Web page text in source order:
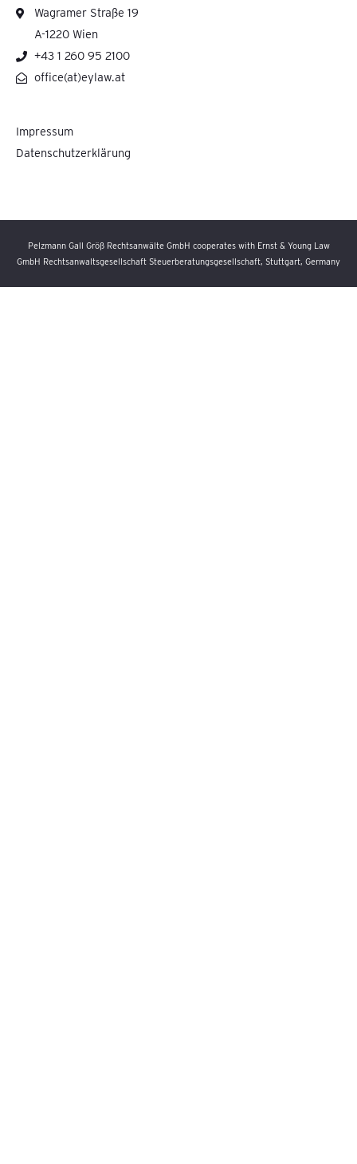
Wagramer Straße 19
A-1220 Wien
+43 1 260 95 2100
office(at)eylaw.at
Impressum
Datenschutzerklärung
Pelzmann Gall Größ Rechtsanwälte GmbH cooperates with Ernst & Young Law
GmbH Rechtsanwaltsgesellschaft Steuerberatungsgesellschaft, Stuttgart, Germany